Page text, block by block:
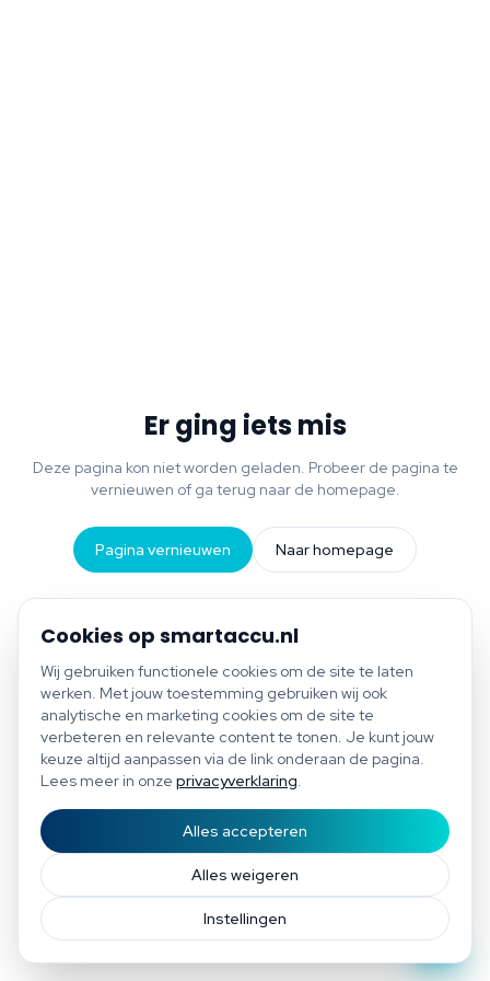
Bespaar tot €1.200 per jaar
Gratis scan of plan direct een afspraak
Cookies op smartaccu.nl
Wij gebruiken functionele cookies om de site te laten
werken. Met jouw toestemming gebruiken wij ook
analytische en marketing cookies om de site te
verbeteren en relevante content te tonen. Je kunt jouw
keuze altijd aanpassen via de link onderaan de pagina.
Lees meer in onze privacyverklaring.
Instellingen
Alles weigeren
Alles accepteren
Er ging iets mis
Deze pagina kon niet worden geladen. Probeer de pagina te
vernieuwen of ga terug naar de homepage.
Pagina vernieuwen Naar homepage